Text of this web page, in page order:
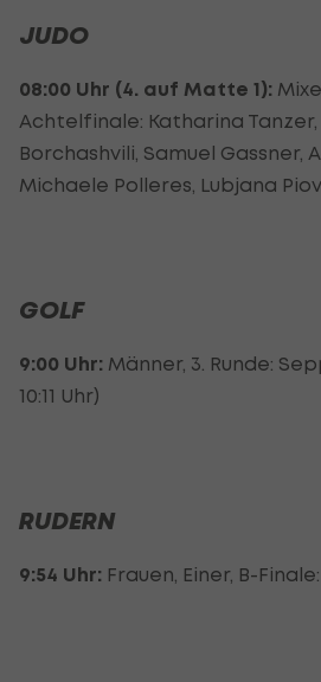
JUDO
08:00 Uhr (4. auf Matte 1):
Achtelfinale: Katharina Tanzer,
Borchashvili, Samuel Gassner,
Michaele Polleres, Lubjana
GOLF
9:00 Uhr: Männer, 3. Runde:
10:11 Uhr)
RUDERN
9:54 Uhr: Frauen, Einer, B-